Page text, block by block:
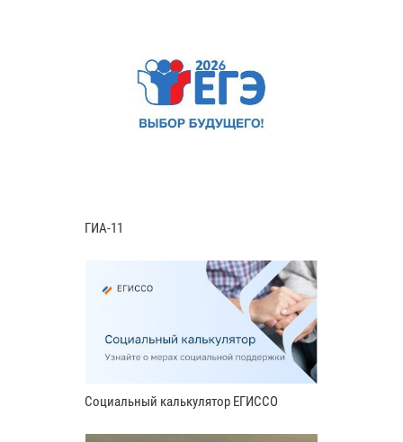
ГИА-11
Социальный калькулятор ЕГИССО